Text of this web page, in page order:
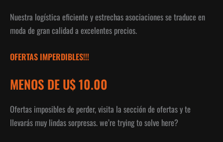
Nuestra logística eficiente y estrechas asociaciones se traduce en
moda de gran calidad a excelentes precios.
OFERTAS IMPERDIBLES!!!
MENOS DE U$ 10.00
Ofertas imposibles de perder, visita la sección de ofertas y te
llevarás muy lindas sorpresas. we’re trying to solve here?